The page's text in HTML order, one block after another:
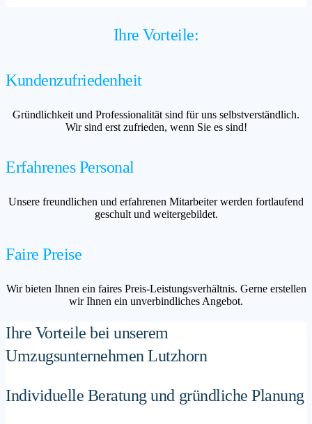
Ihre Vorteile:
Kundenzufriedenheit
Gründlichkeit und Professionalität sind für uns selbstverständlich.
Wir sind erst zufrieden, wenn Sie es sind!
Erfahrenes Personal
Unsere freundlichen und erfahrenen Mitarbeiter werden fortlaufend
geschult und weitergebildet.
Faire Preise
Wir bieten Ihnen ein faires Preis-Leistungsverhältnis. Gerne erstellen
wir Ihnen ein unverbindliches Angebot.
Ihre Vorteile bei unserem
Umzugsunternehmen Lutzhorn
Individuelle Beratung und gründliche Planung